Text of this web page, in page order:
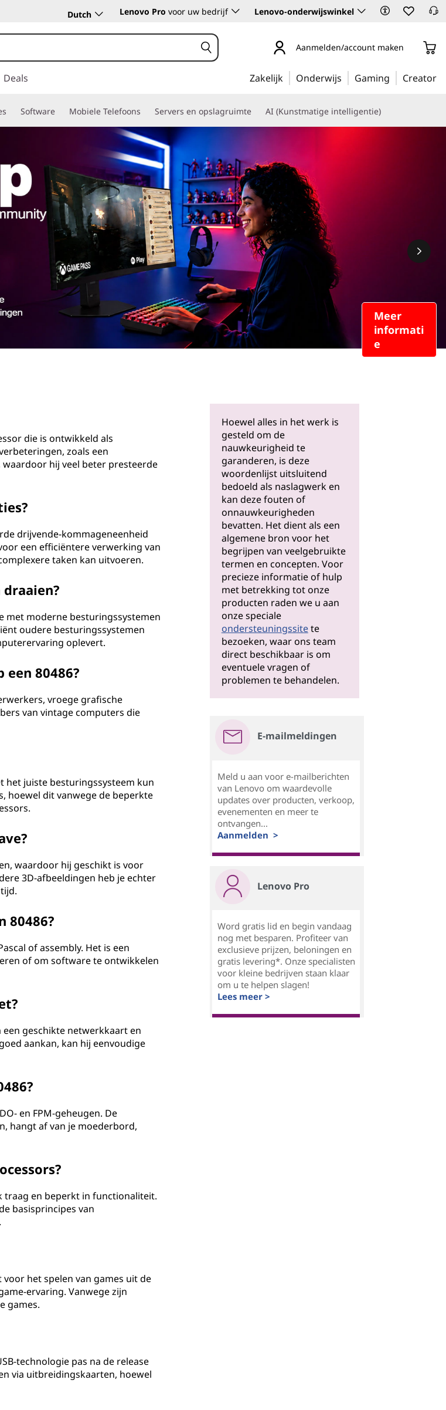
Dutch Lenovo Pro voor uw bedrijf Lenovo-onderwijswinkel
Aanmelden/account maken
Deals Zakelijk Onderwijs Gaming Creator
Software Mobiele Telefoons Servers en opslagruimte AI (Kunstmatige intelligentie)
Meer
informati
e
die is ontwikkeld als
zoals een
hij veel beter presteerde
drijvende-kommageneenheid
een efficiëntere verwerking van
taken kan uitvoeren.
met moderne besturingssystemen
oudere besturingssystemen
oplevert.
80486?
vroege grafische
van vintage computers die
het juiste besturingssysteem kun
hoewel dit vanwege de beperkte
waardoor hij geschikt is voor
3D-afbeeldingen heb je echter
80486?
of assembly. Het is een
of om software te ontwikkelen
geschikte netwerkkaart en
aankan, kan hij eenvoudige
en FPM-geheugen. De
hangt af van je moederbord,
traag en beperkt in functionaliteit.
basisprincipes van
voor het spelen van games uit de
ervaring. Vanwege zijn
games.
technologie pas na de release
via uitbreidingskaarten, hoewel
Hoewel alles in het werk is
gesteld om de
nauwkeurigheid te
garanderen, is deze
woordenlijst uitsluitend
bedoeld als naslagwerk en
kan deze fouten of
onnauwkeurigheden
bevatten. Het dient als een
algemene bron voor het
begrijpen van veelgebruikte
termen en concepten. Voor
precieze informatie of hulp
met betrekking tot onze
producten raden we u aan
onze speciale
ondersteuningssitete
bezoeken, waar ons team
direct beschikbaar is om
eventuele vragen of
problemen te behandelen.
E-mailmeldingen
Meld u aan voor e-mailberichten
van Lenovo om waardevolle
updates over producten, verkoop,
evenementen en meer te
ontvangen...
Aanmelden >
Lenovo Pro
Word gratis lid en begin vandaag
nog met besparen. Profiteer van
exclusieve prijzen, beloningen en
gratis levering*. Onze specialisten
voor kleine bedrijven staan klaar
om u te helpen slagen!
Lees meer >